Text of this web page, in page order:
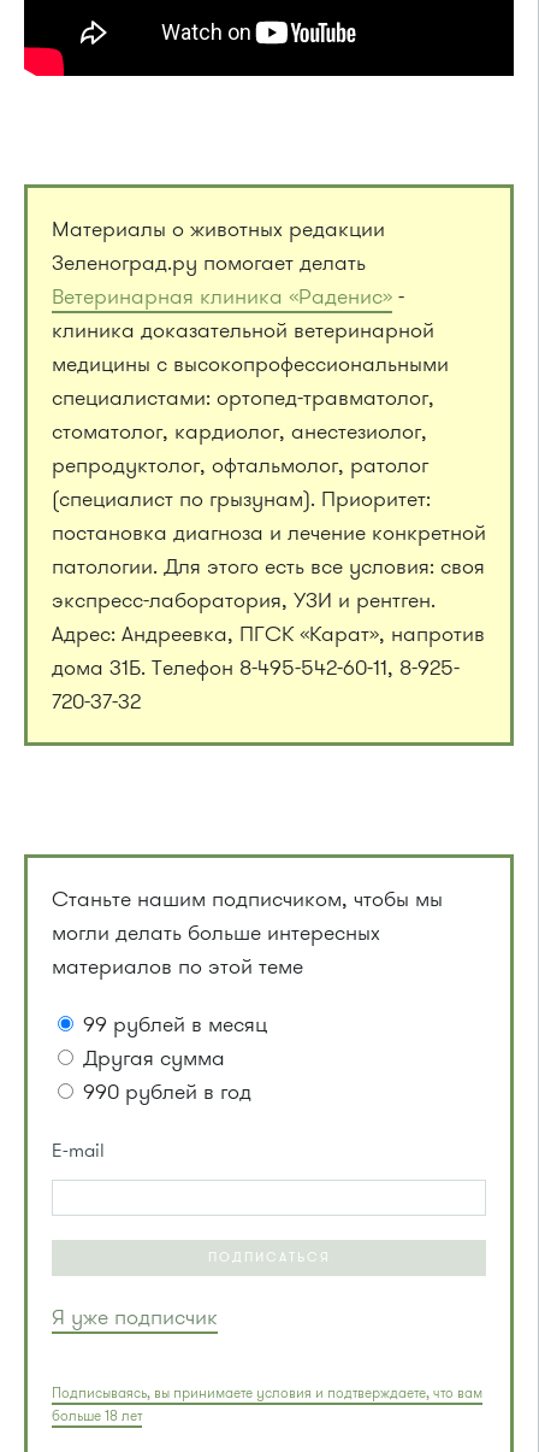
Материалы о животных редакции
Зеленоград.ру помогает делать
Ветеринарная клиника «Раденис» -
клиника доказательной ветеринарной
медицины с высокопрофессиональными
специалистами: ортопед-травматолог,
стоматолог, кардиолог, анестезиолог,
репродуктолог, офтальмолог, ратолог
(специалист по грызунам). Приоритет:
постановка диагноза и лечение конкретной
патологии. Для этого есть все условия: своя
экспресс-лаборатория, УЗИ и рентген.
Адрес: Андреевка, ПГСК «Карат», напротив
дома 31Б. Телефон 8-495-542-60-11, 8-925-
720-37-32
Станьте нашим подписчиком, чтобы мы
могли делать больше интересных
материалов по этой теме
99 рублей в месяц
Другая сумма
990 рублей в год
E-mail
ПОДПИСАТЬСЯ
Я уже подписчик
Подписываясь, вы принимаете условия и подтверждаете, что вам
больше 18 лет